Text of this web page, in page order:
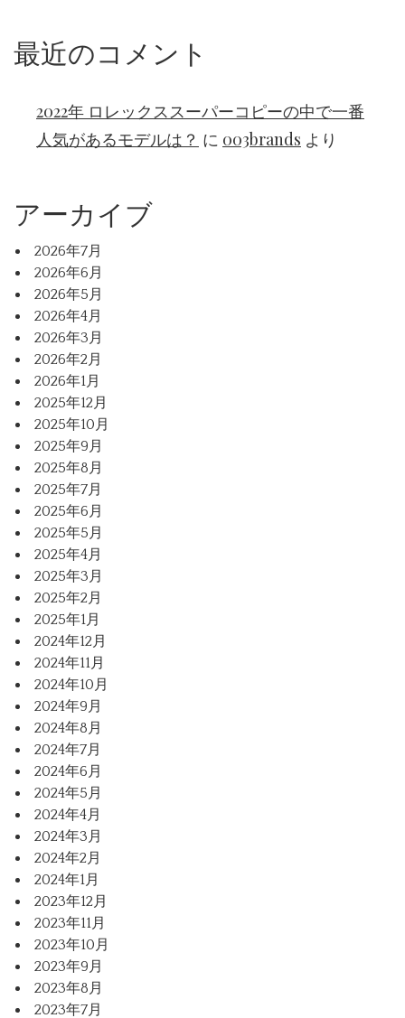
最近のコメント
2022年 ロレックススーパーコピーの中で一番
人気があるモデルは？ に 003brands より
アーカイブ
2026年7月
2026年6月
2026年5月
2026年4月
2026年3月
2026年2月
2026年1月
2025年12月
2025年10月
2025年9月
2025年8月
2025年7月
2025年6月
2025年5月
2025年4月
2025年3月
2025年2月
2025年1月
2024年12月
2024年11月
2024年10月
2024年9月
2024年8月
2024年7月
2024年6月
2024年5月
2024年4月
2024年3月
2024年2月
2024年1月
2023年12月
2023年11月
2023年10月
2023年9月
2023年8月
2023年7月